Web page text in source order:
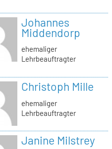
Johannes
Middendorp
ehemaliger
Lehrbeauftragter
Christoph Mille
ehemaliger
Lehrbeauftragter
Janine Milstrey